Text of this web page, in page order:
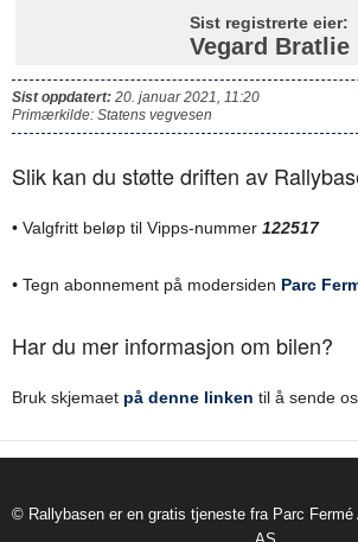
Sist registrerte eier:
Vegard Bratlie
Sist oppdatert: 20. januar 2021, 11:20
Primærkilde: Statens vegvesen
Slik kan du støtte driften av
• Valgfritt beløp til Vipps-nummer 122517
• Tegn abonnement på modersiden Parc
Har du mer informasjon om bilen?
Bruk skjemaet på denne linken til å sende
© Rallybasen er en gratis tjeneste fra Parc